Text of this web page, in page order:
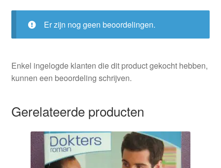
Er zijn nog geen beoordelingen.
Enkel ingelogde klanten die dit product gekocht hebben,
kunnen een beoordeling schrijven.
Gerelateerde producten